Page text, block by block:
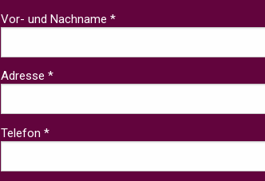
Vor- und Nachname *
Adresse *
Telefon *